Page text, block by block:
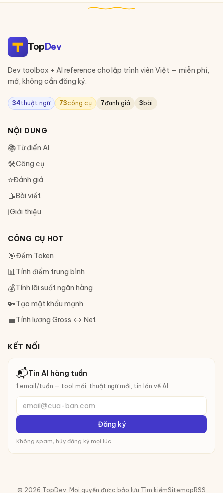
TopDev
Dev toolbox + AI reference cho lập trình viên Việt — miễn phí,
mở, không cần đăng ký.
34thuật ngữ 73công cụ 7đánh giá 3 bài
NỘI DUNG
📚Từ điển AI
🛠Công cụ
⭐Đánh giá
📝Bài viết
ℹ️Giới thiệu
CÔNG CỤ HOT
🎯Đếm Token
📊Tính điểm trung bình
💰Tính lãi suất ngân hàng
🔑Tạo mật khẩu mạnh
💼Tính lương Gross ↔ Net
KẾT NỐI
📬Tin AI hàng tuần
1 email/tuần — tool mới, thuật ngữ mới, tin lớn về AI.
email@cua-ban.com
Đăng ký
Không spam, hủy đăng ký mọi lúc.
© 2026 TopDev. Mọi quyền được bảo lưu.Tìm kiếmSitemap RSS